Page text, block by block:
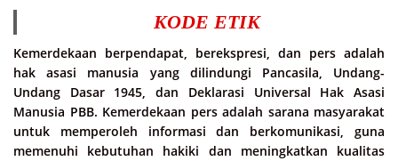
KODE ETIK
Kemerdekaan berpendapat, berekspresi, dan pers adalah
hak asasi manusia yang dilindungi Pancasila, Undang-
Undang Dasar 1945, dan Deklarasi Universal Hak Asasi
Manusia PBB. Kemerdekaan pers adalah sarana masyarakat
untuk memperoleh informasi dan berkomunikasi, guna
memenuhi kebutuhan hakiki dan meningkatkan kualitas